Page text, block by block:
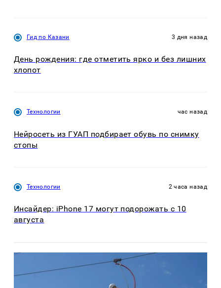
Гид по Казани 3 дня назад
День рождения: где отметить ярко и без лишних
хлопот
Технологии час назад
Нейросеть из ГУАП подбирает обувь по снимку
стопы
Технологии 2 часа назад
Инсайдер: iPhone 17 могут подорожать с 10
августа